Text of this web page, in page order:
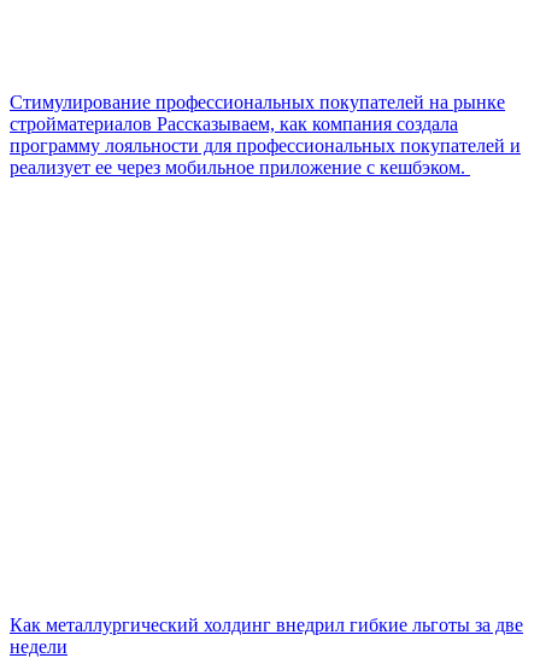
Стимулирование профессиональных покупателей на рынке
стройматериалов Рассказываем, как компания создала
программу лояльности для профессиональных покупателей и
реализует ее через мобильное приложение с кешбэком.
Как металлургический холдинг внедрил гибкие льготы за две
недели